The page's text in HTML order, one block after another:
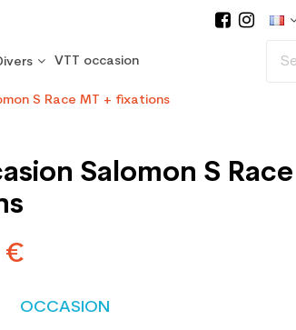
VTT occasion
S Race MT + fixations
Salomon S
€
OCCASION